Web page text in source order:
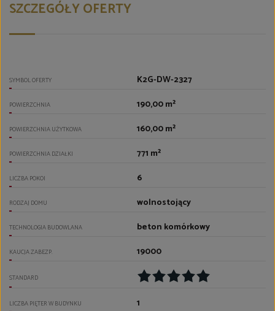
SZCZEGÓŁY OFERTY
SYMBOL OFERTY K2G-DW-2327
POWIERZCHNIA 190,00 m²
POWIERZCHNIA UŻYTKOWA 160,00 m²
POWIERZCHNIA DZIAŁKI 771 m²
LICZBA POKOI 6
RODZAJ DOMU wolnostojący
TECHNOLOGIA BUDOWLANA beton komórkowy
KAUCJA ZABEZP. 19000
STANDARD
LICZBA PIĘTER W BUDYNKU 1